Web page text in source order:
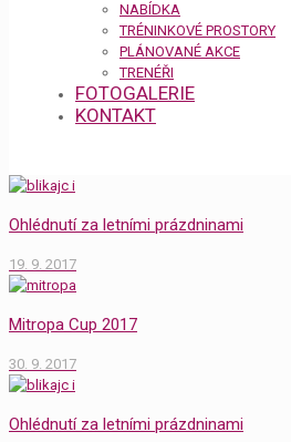
NABÍDKA
TRÉNINKOVÉ PROSTORY
PLÁNOVANÉ AKCE
TRENÉŘI
FOTOGALERIE
KONTAKT
Ohlédnutí za letními prázdninami
19. 9. 2017
Mitropa Cup 2017
30. 9. 2017
Ohlédnutí za letními prázdninami